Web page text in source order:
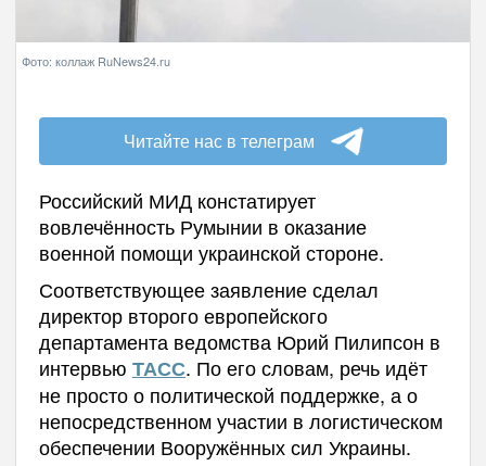
Фото: коллаж RuNews24.ru
Читайте нас в телеграм
Российский МИД констатирует
вовлечённость Румынии в оказание
военной помощи украинской стороне.
Соответствующее заявление сделал
директор второго европейского
департамента ведомства Юрий Пилипсон в
интервью ТАСС. По его словам, речь идёт
не просто о политической поддержке, а о
непосредственном участии в логистическом
обеспечении Вооружённых сил Украины.